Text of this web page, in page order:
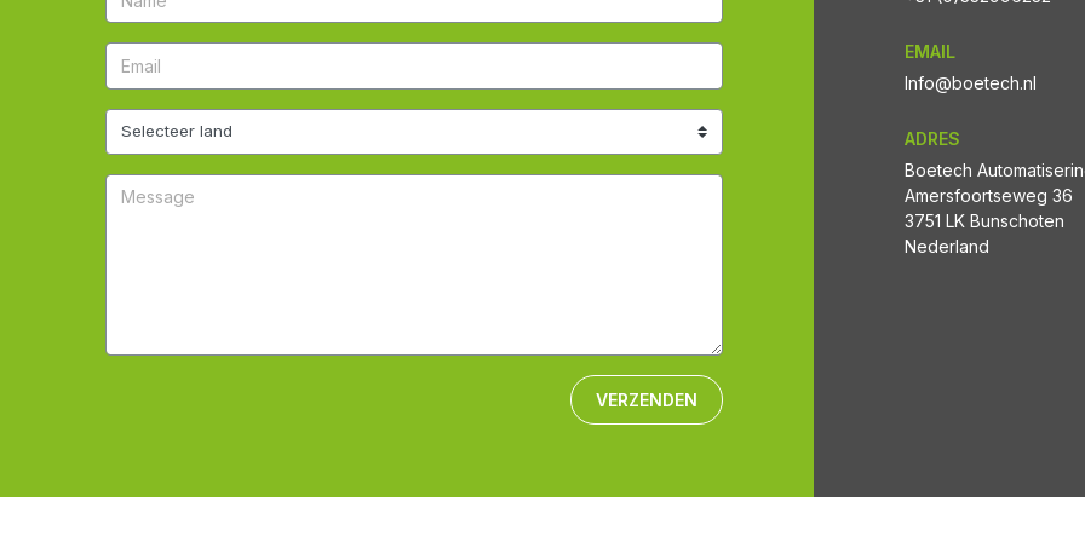
VERZENDEN
EMAIL
Info@boetech.nl
ADRES
Boetech
Amersfoortseweg 36
3751 LK Bunschoten
Nederland